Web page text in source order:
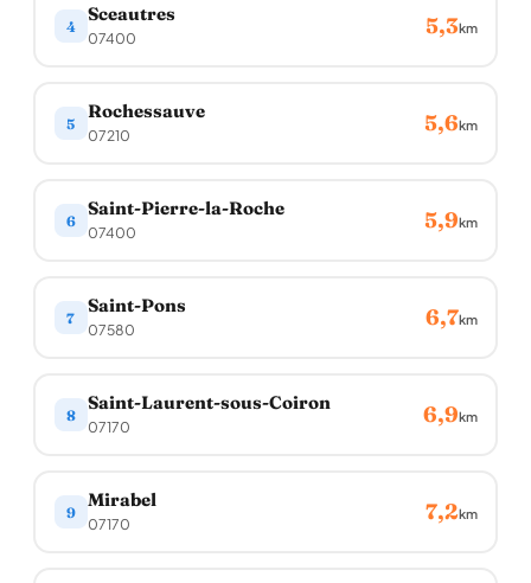
4
Sceautres
07400 5,3km
5
Rochessauve
07210 5,6km
6
Saint-Pierre-la-Roche
07400 5,9km
7
Saint-Pons
07580 6,7km
8
Saint-Laurent-sous-Coiron
07170 6,9km
9
Mirabel
07170 7,2km